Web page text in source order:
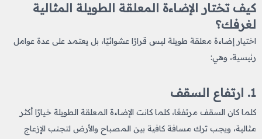
كيف تختار الإضاءة المعلقة الطويلة المثالية
لغرفك؟
اختيار إضاءة معلقة طويلة ليس قرارًا عشوائيًا، بل يعتمد على عدة عوامل
رئيسية، وهي:
1. ارتفاع السقف
كلما كان السقف مرتفعًا، كلما كانت الإضاءة المعلقة الطويلة خيارًا أكثر
مثالية، ويجب ترك مسافة كافية بين المصباح والأرض لتجنب الإزعاج